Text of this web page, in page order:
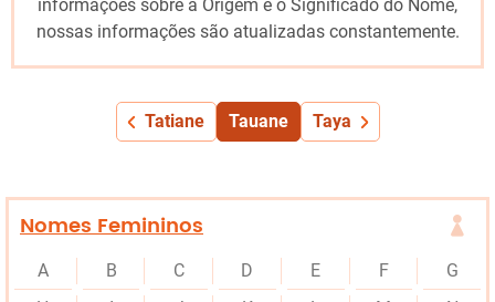
informações sobre a Origem e o Significado do Nome,
nossas informações são atualizadas constantemente.
Tatiane Tauane Taya
Nomes Femininos
A B C D E F
G